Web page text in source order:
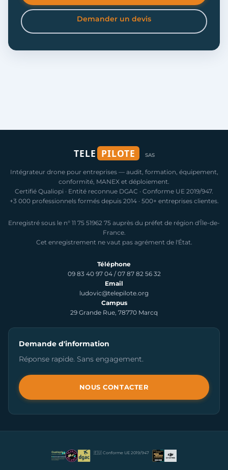
Demander un devis
TELE PILOTE SAS
Intégrateur drone pour entreprises — audit, formation, équipement,
conformité, MANEX et déploiement.
Certifié Qualiopi · Entité reconnue DGAC · Conforme UE 2019/947.
+3 000 professionnels formés depuis 2014 · 500+ entreprises clientes.
Enregistré sous le n° 11 75 51962 75 auprès du préfet de région d'Île-de-
France.
Cet enregistrement ne vaut pas agrément de l'État.
Téléphone
09 83 40 97 04 /07 87 82 56 32
Email
ludovic@telepilote.org
Campus
29 Grande Rue, 78770 Marcq
Demande d'information
Réponse rapide. Sans engagement.
NOUS CONTACTER
🇪🇺 Conforme UE 2019/947